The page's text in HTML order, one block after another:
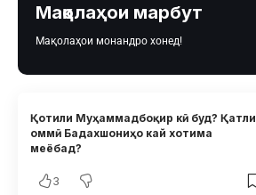
Мақолаҳои марбут
Мақолаҳои монандро хонед!
Қотили Муҳаммадбоқир кӣ буд? Қатли
оммӣ Бадахшониҳо кай хотима
меёбад?
3